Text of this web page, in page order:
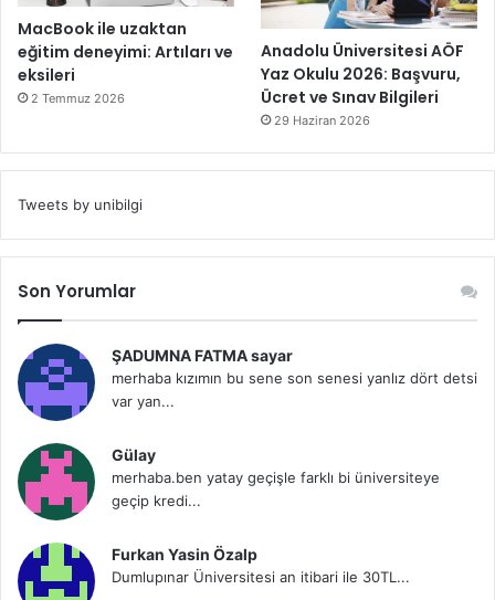
MacBook ile uzaktan
eğitim deneyimi: Artıları ve
eksileri
2 Temmuz 2026
Anadolu Üniversitesi AÖF
Yaz Okulu 2026: Başvuru,
Ücret ve Sınav Bilgileri
29 Haziran 2026
Tweets by unibilgi
Son Yorumlar
ŞADUMNA FATMA sayar
merhaba kızımın bu sene son senesi yanlız dört detsi
var yan...
Gülay
merhaba.ben yatay geçişle farklı bi üniversiteye
geçip kredi...
Furkan Yasin Özalp
Dumlupınar Üniversitesi an itibari ile 30TL...